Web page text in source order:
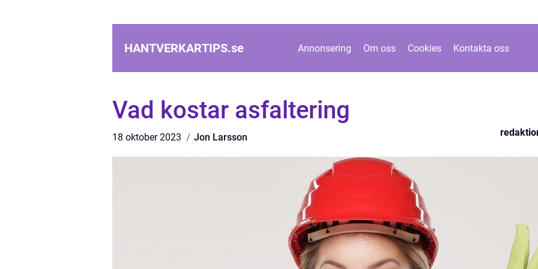
HANTVERKARTIPS.se Annonsering Om oss Cookies Kontakta oss
Vad kostar asfaltering
18 oktober 2023 Jon Larsson